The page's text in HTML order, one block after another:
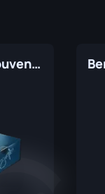
Cologne 2016 Cache Souvenir Package